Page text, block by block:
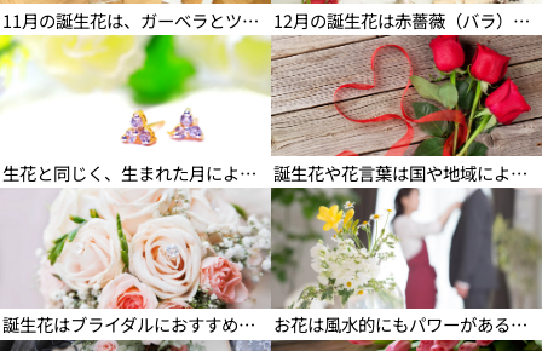
11月の誕生花は、ガーベラとツバキです。それぞれの花言葉や魅力、育て方などをご紹介します。 12月の誕生花は赤薔薇（バラ）。花言葉・種類・本数の意味・飾り方など
誕生花+誕生石で特別なお祝い
に
生花と同じく、生まれた月によって決まっているのが誕生石。お花とのセットで、いつもより特別感のあるプレゼントに。
国によって変わる？月ごとの誕
生花と花言葉
誕生花や花言葉は国や地域によって変わることをご存知ですか。アメリカでよく知られている誕生花と花言葉をご紹介します。
結婚式のブーケにぴったりの誕
誕生花はブライダルにおすすめな花も。ご自身が生まれた月のお花をブライダルブーケに取り入れてみてはいかがですか。
風水効果もアリ！誕生花で運気
アップ
お花は風水的にもパワーがあるといわれています。自分の生まれた月の誕生花を飾って、運気を取り入れましょう。